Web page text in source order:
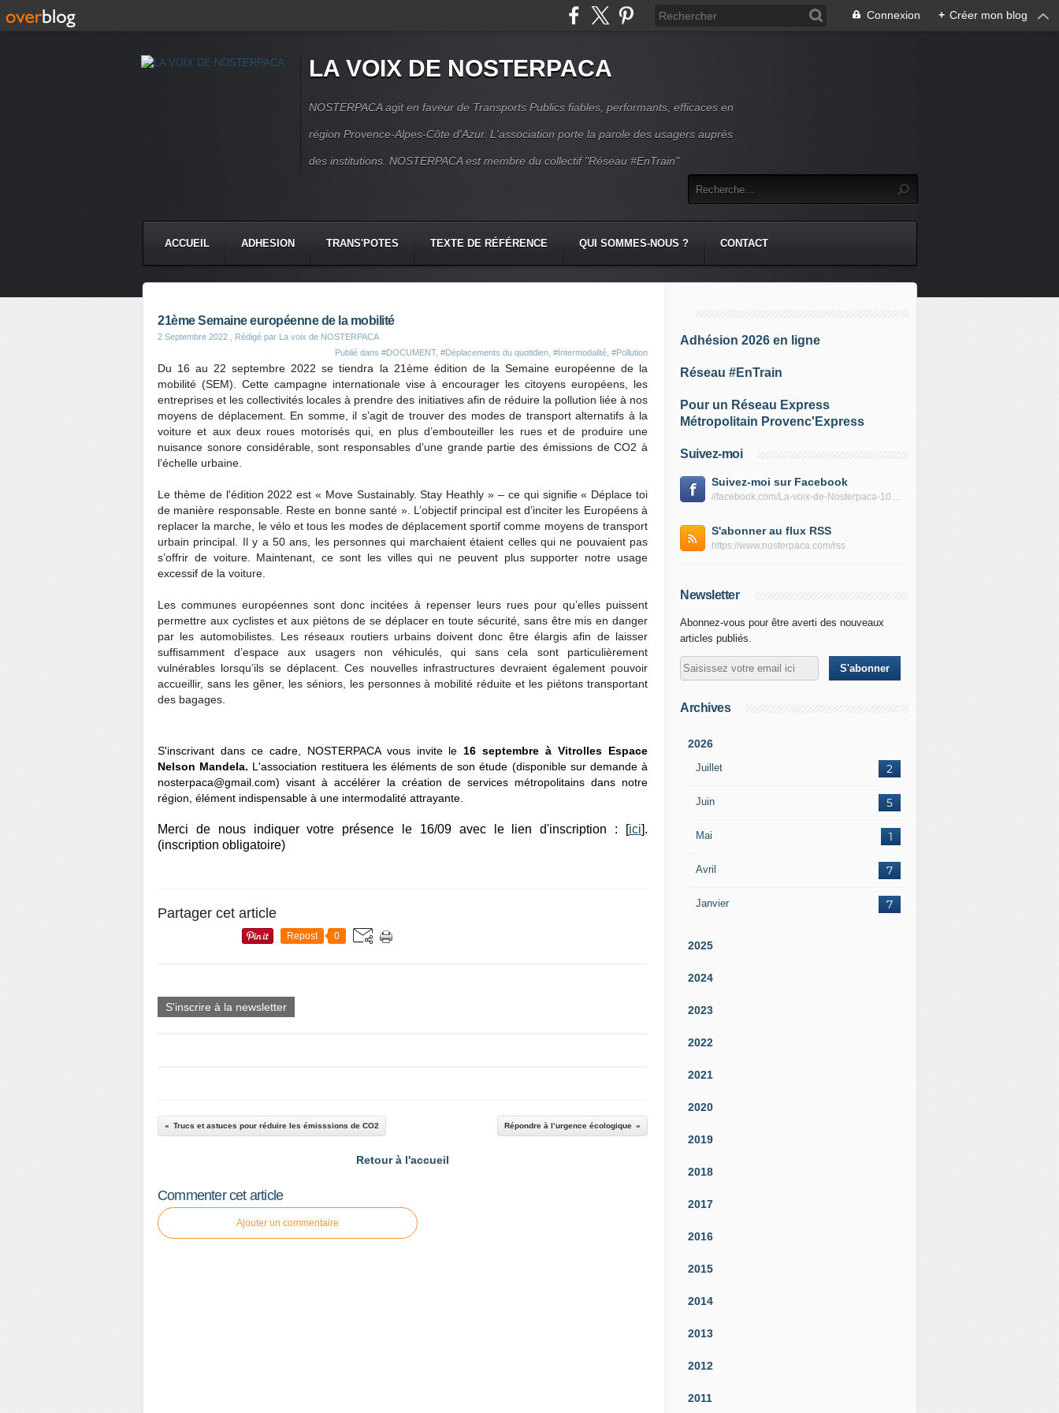
Connexion + Créer mon blog
LA VOIX DE NOSTERPACA
NOSTERPACA agit en faveur de Transports Publics fiables, performants, efficaces en
région Provence-Alpes-Côte d'Azur. L'association porte la parole des usagers auprès
des institutions. NOSTERPACA est membre du collectif "Réseau #EnTrain"
ACCUEIL ADHESION TRANS'POTES TEXTE DE RÉFÉRENCE QUI SOMMES-NOUS ? CONTACT
21ème Semaine européenne de la mobilité
2 Septembre 2022 , Rédigé par La voix de NOSTERPACA
Publié dans #DOCUMENT, #Déplacements du quotidien #Intermodalité #Pollution
Du 16 au 22 septembre 2022 se tiendra la 21ème édition de la Semaine européenne de la
mobilité (SEM). Cette campagne internationale vise à encourager les citoyens européens, les
entreprises et les collectivités locales à prendre des initiatives afin de réduire la pollution liée à nos
moyens de déplacement. En somme, il s’agit de trouver des modes de transport alternatifs à la
voiture et aux deux roues motorisés qui, en plus d’embouteiller les rues et de produire une
nuisance sonore considérable, sont responsables d’une grande partie des émissions de CO2 à
l’échelle urbaine.
Le thème de l'édition 2022 est « Move Sustainably. Stay Heathly » – ce qui signifie « Déplace toi
de manière responsable. Reste en bonne santé ». L’objectif principal est d’inciter les Européens à
replacer la marche, le vélo et tous les modes de déplacement sportif comme moyens de transport
urbain principal. Il y a 50 ans, les personnes qui marchaient étaient celles qui ne pouvaient pas
s’offrir de voiture. Maintenant, ce sont les villes qui ne peuvent plus supporter notre usage
excessif de la voiture.
Les communes européennes sont donc incitées à repenser leurs rues pour qu’elles puissent
permettre aux cyclistes et aux piétons de se déplacer en toute sécurité, sans être mis en danger
par les automobilistes. Les réseaux routiers urbains doivent donc être élargis afin de laisser
suffisamment d’espace aux usagers non véhiculés, qui sans cela sont particulièrement
vulnérables lorsqu’ils se déplacent. Ces nouvelles infrastructures devraient également pouvoir
accueillir, sans les gêner, les séniors, les personnes à mobilité réduite et les piétons transportant
des bagages.
S'inscrivant dans ce cadre, NOSTERPACA vous invite le 16 septembre à Vitrolles Espace
Nelson Mandela. L'association restituera les éléments de son étude (disponible sur demande à
nosterpaca@gmail.com) visant à accélérer la création de services métropolitains dans notre
région, élément indispensable à une intermodalité attrayante.
Merci de nous indiquer votre présence le 16/09 avec le lien d'inscription : [ici].
(inscription obligatoire)
Partager cet article
Repost 0
S'inscrire à la newsletter
Trucs et astuces pour réduire les émisssions de CO2 Répondre à l’urgence écologique
Retour à l'accueil
Commenter cet article
Ajouter un commentaire
Adhésion 2026 en ligne
Réseau #EnTrain
Pour un Réseau Express
Métropolitain Provenc'Express
Suivez-moi
Suivez-moi sur Facebook
//facebook.com/La-voix-de-Nosterpaca-106434384284735
S'abonner au flux RSS
https://www.nosterpaca.com/rss
Newsletter
Abonnez-vous pour être averti des nouveaux
articles publiés.
Archives
2026
Juillet 2
Juin 5
Mai 1
Avril 7
Janvier 7
2025
2024
2023
2022
2021
2020
2019
2018
2017
2016
2015
2014
2013
2012
2011